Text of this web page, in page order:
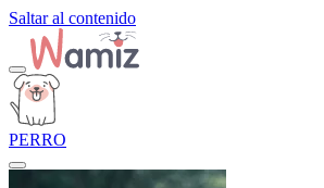
Saltar al contenido
PERRO